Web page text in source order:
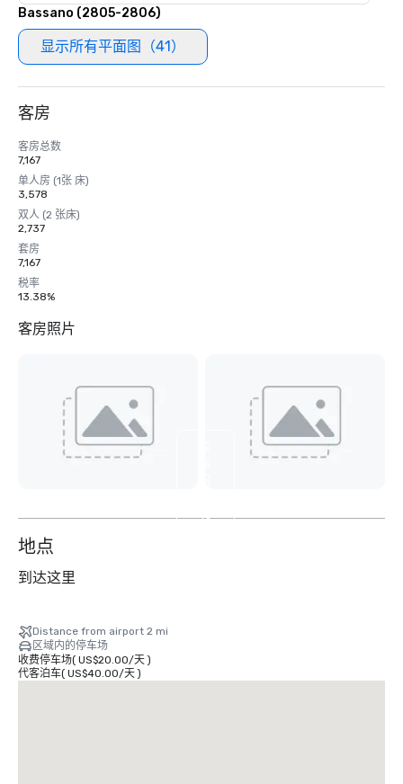
Bassano (2805-2806)
显示所有平面图（41）
客房
客房总数
7,167
单人房 (1张 床)
3,578
双人 (2 张床)
2,737
套房
7,167
税率
13.38%
客房照片
16
地点
到达这里
Distance from airport 2 mi
区域内的停车场
收费停车场( US$20.00/天)
代客泊车( US$40.00/天)